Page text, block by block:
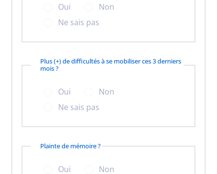
Oui
Non
Ne sais pas
Plus (+) de difficultés à se mobiliser ces 3 derniers
mois ?
Oui
Non
Ne sais pas
Plainte de mémoire ?
Oui
Non